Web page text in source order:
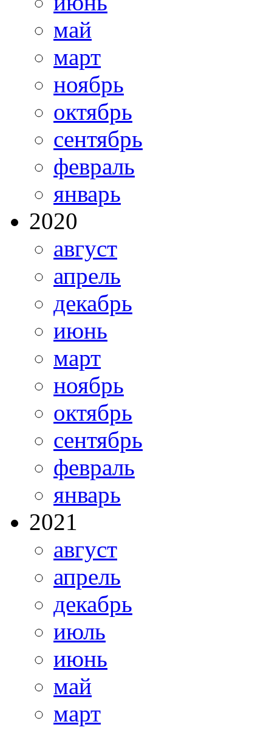
май
март
ноябрь
октябрь
сентябрь
февраль
январь
2020
август
апрель
декабрь
июнь
март
ноябрь
октябрь
сентябрь
февраль
январь
2021
август
апрель
декабрь
июль
июнь
май
март